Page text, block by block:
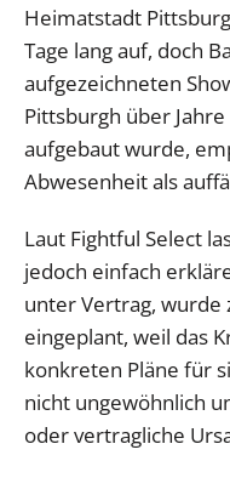
Heimatstadt
Tage lang auf, doch
aufgezeichneten
Pittsburgh über
aufgebaut wurde,
Abwesenheit als
Laut Fightful Select
jedoch einfach
unter Vertrag, wurde
eingeplant, weil das
konkreten Pläne für
nicht ungewöhnlich
oder vertragliche